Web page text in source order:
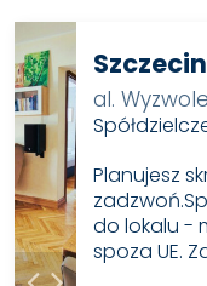
al.
Planujesz
do lokalu -
spoza UE.